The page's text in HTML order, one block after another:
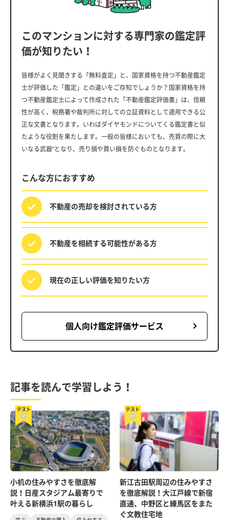
このマンションに対する専門家の鑑定評
価が知りたい！
皆様がよく見聞きする「無料査定」と、国家資格を持つ不動産鑑定
士が評価した「鑑定」との違いをご存知でしょうか？国家資格を持
つ不動産鑑定士によって作成された「不動産鑑定評価書」は、信頼
性が高く、税務署や裁判所に対しての立証資料として適用できる公
正な文書となります。いわばダイヤモンドについてくる鑑定書と似
たような役割を果たします。一般の皆様においても、売買の際に大
いなる武器”となり、売り損や買い損を防ぐものとなります。
こんな方におすすめ
不動産の売却を検討されている方
不動産を相続する可能性がある方
現在の正しい評価を知りたい方
個人向け鑑定評価サービス
記事を読んで学習しよう！
テスト
小机の住みやすさを徹底解
説！日産スタジアム最寄りで
叶える新横浜1駅の暮らし
テスト
新江古田駅周辺の住みやすさ
を徹底解説！大江戸線で新宿
直通、中野区と練馬区をまた
ぐ文教住宅地